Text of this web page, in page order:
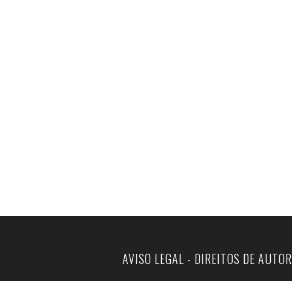
AVISO LEGAL - DIREITOS DE AUTOR